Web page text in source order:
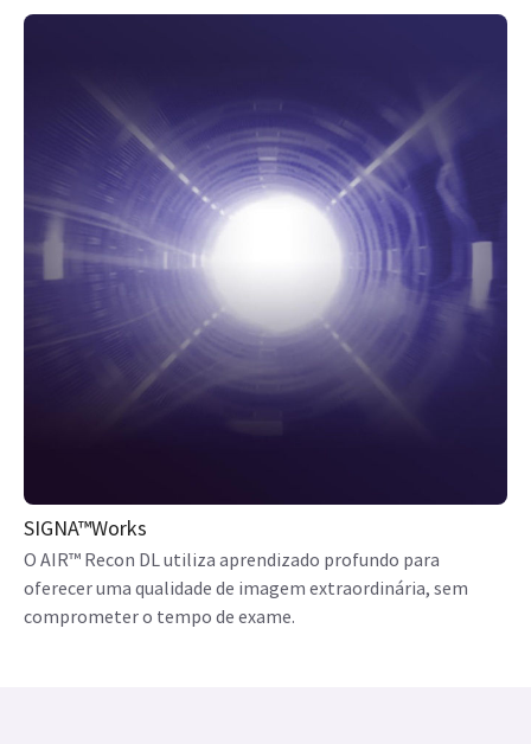
SIGNA™Works
O AIR™ Recon DL utiliza aprendizado profundo para
oferecer uma qualidade de imagem extraordinária, sem
comprometer o tempo de exame.